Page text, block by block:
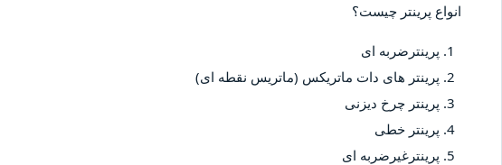
انواع پرینتر چیست؟
پرینترضربه ای
پرینتر های دات ماتریکس (ماتریس نقطه ای)
پرینتر چرخ دیزنی
پرینتر خطی
پرینترغیرضربه ای